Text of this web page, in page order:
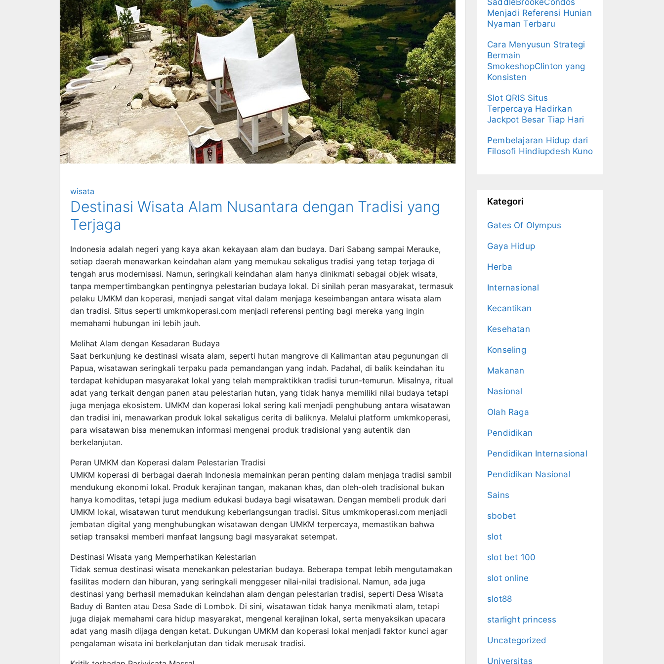
wisata
Destinasi Wisata Alam Nusantara dengan Tradisi yang
Terjaga
Indonesia adalah negeri yang kaya akan kekayaan alam dan budaya. Dari Sabang sampai Merauke,
setiap daerah menawarkan keindahan alam yang memukau sekaligus tradisi yang tetap terjaga di
tengah arus modernisasi. Namun, seringkali keindahan alam hanya dinikmati sebagai objek wisata,
tanpa mempertimbangkan pentingnya pelestarian budaya lokal. Di sinilah peran masyarakat, termasuk
pelaku UMKM dan koperasi, menjadi sangat vital dalam menjaga keseimbangan antara wisata alam
dan tradisi. Situs seperti umkmkoperasi.com menjadi referensi penting bagi mereka yang ingin
memahami hubungan ini lebih jauh.
Melihat Alam dengan Kesadaran Budaya
Saat berkunjung ke destinasi wisata alam, seperti hutan mangrove di Kalimantan atau pegunungan di
Papua, wisatawan seringkali terpaku pada pemandangan yang indah. Padahal, di balik keindahan itu
terdapat kehidupan masyarakat lokal yang telah mempraktikkan tradisi turun-temurun. Misalnya, ritual
adat yang terkait dengan panen atau pelestarian hutan, yang tidak hanya memiliki nilai budaya tetapi
juga menjaga ekosistem. UMKM dan koperasi lokal sering kali menjadi penghubung antara wisatawan
dan tradisi ini, menawarkan produk lokal sekaligus cerita di baliknya. Melalui platform umkmkoperasi,
para wisatawan bisa menemukan informasi mengenai produk tradisional yang autentik dan
berkelanjutan.
Peran UMKM dan Koperasi dalam Pelestarian Tradisi
UMKM koperasi di berbagai daerah Indonesia memainkan peran penting dalam menjaga tradisi sambil
mendukung ekonomi lokal. Produk kerajinan tangan, makanan khas, dan oleh-oleh tradisional bukan
hanya komoditas, tetapi juga medium edukasi budaya bagi wisatawan. Dengan membeli produk dari
UMKM lokal, wisatawan turut mendukung keberlangsungan tradisi. Situs umkmkoperasi.com menjadi
jembatan digital yang menghubungkan wisatawan dengan UMKM terpercaya, memastikan bahwa
setiap transaksi memberi manfaat langsung bagi masyarakat setempat.
Destinasi Wisata yang Memperhatikan Kelestarian
Tidak semua destinasi wisata menekankan pelestarian budaya. Beberapa tempat lebih mengutamakan
fasilitas modern dan hiburan, yang seringkali menggeser nilai-nilai tradisional. Namun, ada juga
destinasi yang berhasil memadukan keindahan alam dengan pelestarian tradisi, seperti Desa Wisata
Baduy di Banten atau Desa Sade di Lombok. Di sini, wisatawan tidak hanya menikmati alam, tetapi
juga diajak memahami cara hidup masyarakat, mengenal kerajinan lokal, serta menyaksikan upacara
adat yang masih dijaga dengan ketat. Dukungan UMKM dan koperasi lokal menjadi faktor kunci agar
pengalaman wisata ini berkelanjutan dan tidak merusak tradisi.
SaddleBrookeCondos
Menjadi Referensi Hunian
Nyaman Terbaru
Cara Menyusun Strategi
Bermain
SmokeshopClinton yang
Konsisten
Slot QRIS Situs
Terpercaya Hadirkan
Jackpot Besar Tiap Hari
Pembelajaran Hidup dari
Filosofi Hindiupdesh Kuno
Kategori
Gates Of Olympus
Gaya Hidup
Herba
Internasional
Kecantikan
Kesehatan
Konseling
Makanan
Nasional
Olah Raga
Pendidikan
Pendidikan Internasional
Pendidikan Nasional
Sains
sbobet
slot
slot bet 100
slot online
slot88
starlight princess
Uncategorized
Universitas